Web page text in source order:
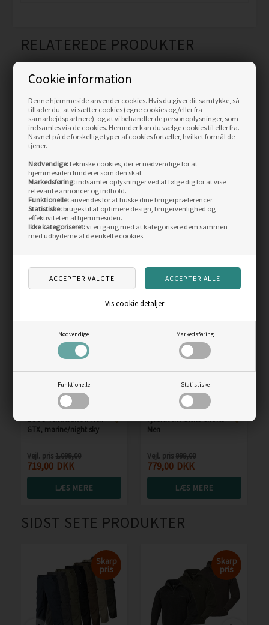
Cookie information
Denne hjemmeside anvender cookies. Hvis du giver dit samtykke, så
tillader du, at vi sætter cookies (egne cookies og/eller fra
samarbejdspartnere), og at vi behandler de personoplysninger, som
indsamles via de cookies. Herunder kan du vælge cookies til eller fra.
Navnet på de forskellige typer af cookies fortæller, hvilket formål de
tjener.
Nødvendige:tekniske cookies, der er nødvendige for at
hjemmesiden funderer som den skal.
Markedsføring: indsamler oplysninger ved at følge dig for at vise
relevante annoncer og indhold.
Funktionelle: anvendes for at huske dine brugerpræferencer.
Statistiske: bruges til at optimere design, brugervenlighed og
effektiviteten af hjemmesiden.
Ikke kategoriseret:vi er igang med at kategorisere dem sammen
med udbyderne af de enkelte cookies.
Nødvendige Markedsføring
Funktionelle Statistiske
Vis cookie detaljer
RELATEREDE PRODUKTER
Skarp
Pinewood Härjedalen
skjorte, h.olive/khaki
Vejl. pris449,00
359,00 DKK
Pinewood Cliff Bamboo
khaki/bronze
310,00 DKK
ANDRE KØBTE OGSÅ
Skarp
ECCO Terracruise II Men
GTX, marine/night sky
Vejl. pris 1.099,00
719,00 DKK
LÆS MERE
Skarp
Fjällräven Abisko Shorts
Men
Vejl. pris 999,00
779,00 DKK
LÆS MERE
SIDST SETE PRODUKTER
Skarp
pris
Skarp
pris